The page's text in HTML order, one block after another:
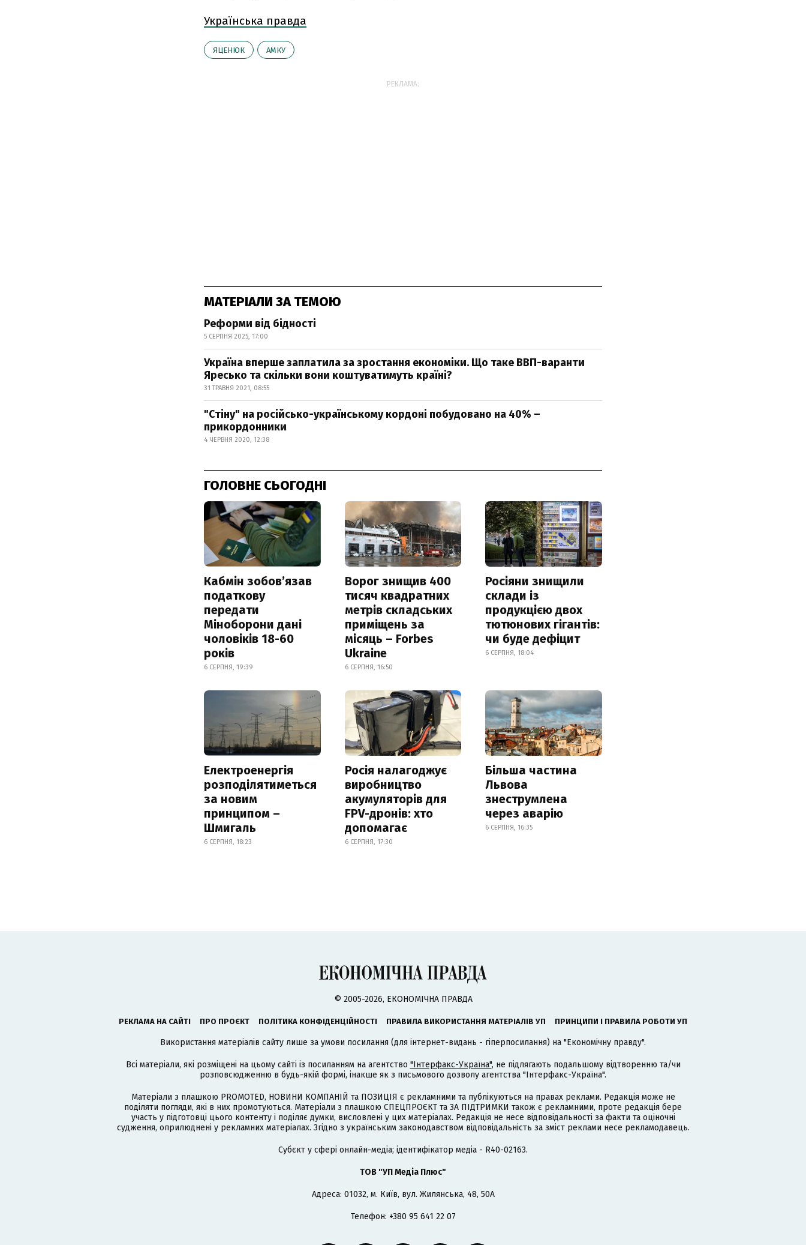
Українська правда
ЯЦЕНЮК АМКУ
РЕКЛАМА:
МАТЕРІАЛИ ЗА ТЕМОЮ
Реформи від бідності
5 СЕРПНЯ 2025, 17:00
Україна вперше заплатила за зростання економіки. Що таке ВВП-варанти
Яресько та скільки вони коштуватимуть країні?
31 ТРАВНЯ 2021, 08:55
"Стіну" на російсько-українському кордоні побудовано на 40% –
прикордонники
4 ЧЕРВНЯ 2020, 12:38
ГОЛОВНЕ СЬОГОДНІ
Кабмін зобовʼязав
податкову
передати
Міноборони дані
чоловіків 18-60
років
6 СЕРПНЯ, 19:39
Ворог знищив 400
тисяч квадратних
метрів складських
приміщень за
місяць – Forbes
Ukraine
6 СЕРПНЯ, 16:50
Росіяни знищили
склади із
продукцією двох
тютюнових гігантів:
чи буде дефіцит
6 СЕРПНЯ, 18:04
Електроенергія
розподілятиметься
за новим
принципом –
Шмигаль
6 СЕРПНЯ, 18:23
Росія налагоджує
виробництво
акумуляторів для
FPV-дронів: хто
допомагає
6 СЕРПНЯ, 17:30
Більша частина
Львова
знеструмлена
через аварію
6 СЕРПНЯ, 16:35
© 2005-2026, ЕКОНОМІЧНА ПРАВДА
РЕКЛАМА НА САЙТІ ПРО ПРОЄКТ ПОЛІТИКА КОНФІДЕНЦІЙНОСТІ ПРАВИЛА ВИКОРИСТАННЯ МАТЕРІАЛІВ УП ПРИНЦИПИ І ПРАВИЛА РОБОТИ УП
Використання матеріалів сайту лише за умови посилання (для інтернет-видань - гіперпосилання) на "Економічну правду".
Всі матеріали, які розміщені на цьому сайті із посиланням на агентство "Інтерфакс-Україна", не підлягають подальшому відтворенню та/чи
розповсюдженню в будь-якій формі, інакше як з письмового дозволу агентства "Інтерфакс-Україна".
Матеріали з плашкою PROMOTED, НОВИНИ КОМПАНІЙ та ПОЗИЦІЯ є рекламними та публікуються на правах реклами. Редакція може не
поділяти погляди, які в них промотуються. Матеріали з плашкою СПЕЦПРОЄКТ та ЗА ПІДТРИМКИ також є рекламними, проте редакція бере
участь у підготовці цього контенту і поділяє думки, висловлені у цих матеріалах. Редакція не несе відповідальності за факти та оціночні
судження, оприлюднені у рекламних матеріалах. Згідно з українським законодавством відповідальність за зміст реклами несе рекламодавець.
Cубєкт у сфері онлайн-медіа; ідентифікатор медіа - R40-02163.
ТОВ "УП Медіа Плюс"
Адреса: 01032, м. Київ, вул. Жилянська, 48, 50А
Телефон: +380 95 641 22 07